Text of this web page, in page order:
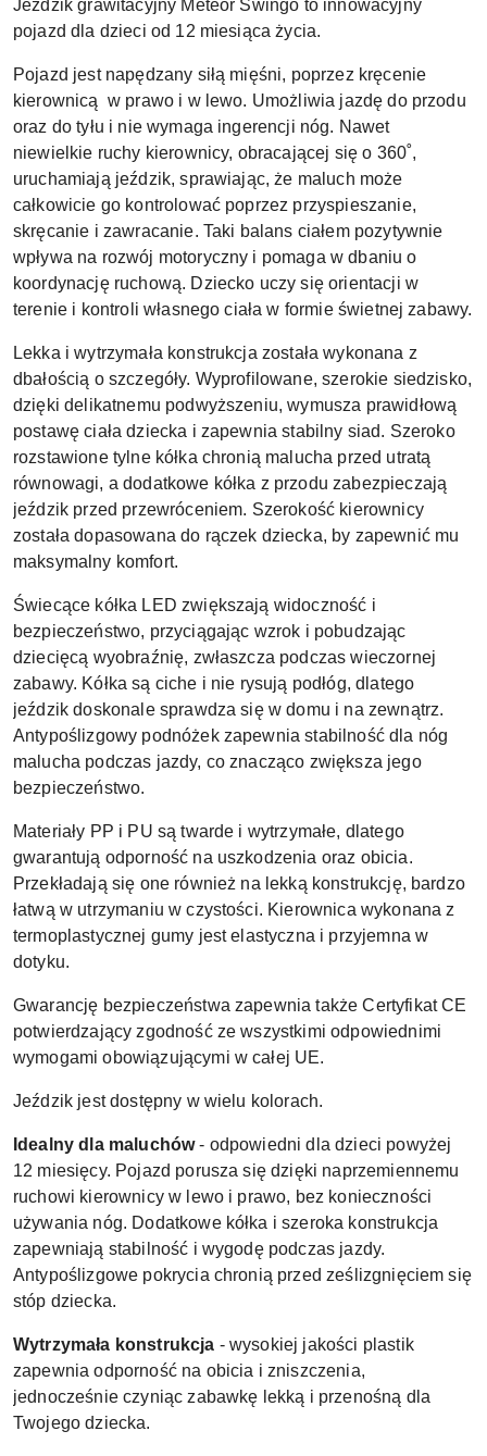
Jeździk grawitacyjny Meteor Swingo to innowacyjny
pojazd dla dzieci od 12 miesiąca życia.
Pojazd jest napędzany siłą mięśni, poprzez kręcenie
kierownicą w prawo i w lewo. Umożliwia jazdę do przodu
oraz do tyłu i nie wymaga ingerencji nóg. Nawet
niewielkie ruchy kierownicy, obracającej się o 360˚,
uruchamiają jeździk, sprawiając, że maluch może
całkowicie go kontrolować poprzez przyspieszanie,
skręcanie i zawracanie. Taki balans ciałem pozytywnie
wpływa na rozwój motoryczny i pomaga w dbaniu o
koordynację ruchową. Dziecko uczy się orientacji w
terenie i kontroli własnego ciała w formie świetnej zabawy.
Lekka i wytrzymała konstrukcja została wykonana z
dbałością o szczegóły. Wyprofilowane, szerokie siedzisko,
dzięki delikatnemu podwyższeniu, wymusza prawidłową
postawę ciała dziecka i zapewnia stabilny siad. Szeroko
rozstawione tylne kółka chronią malucha przed utratą
równowagi, a dodatkowe kółka z przodu zabezpieczają
jeździk przed przewróceniem. Szerokość kierownicy
została dopasowana do rączek dziecka, by zapewnić mu
maksymalny komfort.
Świecące kółka LED zwiększają widoczność i
bezpieczeństwo, przyciągając wzrok i pobudzając
dziecięcą wyobraźnię, zwłaszcza podczas wieczornej
zabawy. Kółka są ciche i nie rysują podłóg, dlatego
jeździk doskonale sprawdza się w domu i na zewnątrz.
Antypoślizgowy podnóżek zapewnia stabilność dla nóg
malucha podczas jazdy, co znacząco zwiększa jego
bezpieczeństwo.
Materiały PP i PU są twarde i wytrzymałe, dlatego
gwarantują odporność na uszkodzenia oraz obicia.
Przekładają się one również na lekką konstrukcję, bardzo
łatwą w utrzymaniu w czystości. Kierownica wykonana z
termoplastycznej gumy jest elastyczna i przyjemna w
dotyku.
Gwarancję bezpieczeństwa zapewnia także Certyfikat CE
potwierdzający zgodność ze wszystkimi odpowiednimi
wymogami obowiązującymi w całej UE.
Jeździk jest dostępny w wielu kolorach.
Idealny dla maluchów- odpowiedni dla dzieci powyżej
12 miesięcy. Pojazd porusza się dzięki naprzemiennemu
ruchowi kierownicy w lewo i prawo, bez konieczności
używania nóg. Dodatkowe kółka i szeroka konstrukcja
zapewniają stabilność i wygodę podczas jazdy.
Antypoślizgowe pokrycia chronią przed ześlizgnięciem się
stóp dziecka.
Wytrzymała konstrukcja - wysokiej jakości plastik
zapewnia odporność na obicia i zniszczenia,
jednocześnie czyniąc zabawkę lekką i przenośną dla
Twojego dziecka.